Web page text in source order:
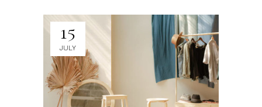
15
JULY